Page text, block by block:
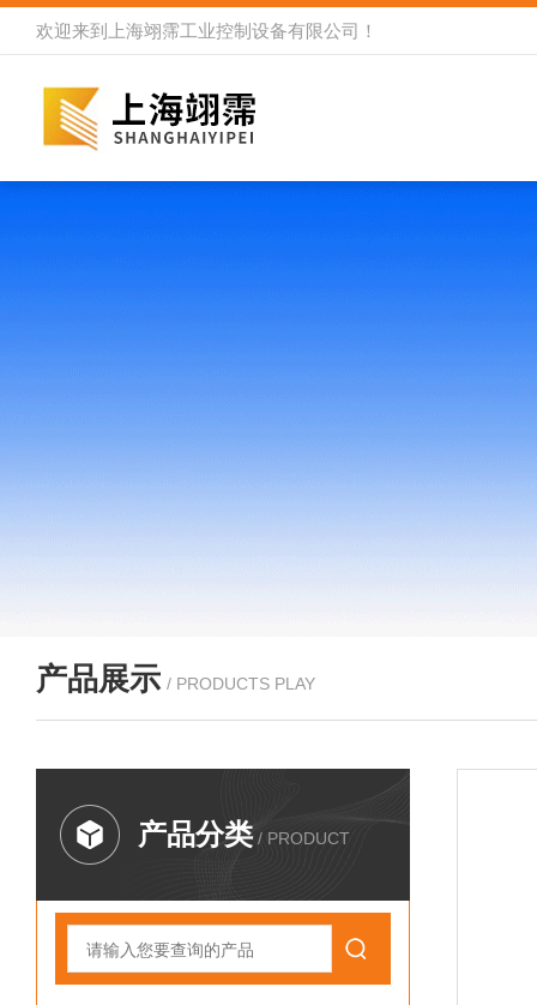
欢迎来到 上海翊霈工业控制设备有限公司 ！
产品展示 / PRODUCTS PLAY
产品分类 / PRODUCT